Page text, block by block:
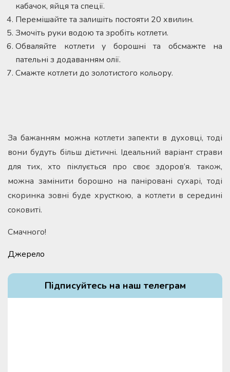
кабачок, яйця та спеції.
Перемішайте та залишіть постояти 20 хвилин.
Змочіть руки водою та зробіть котлети.
Обваляйте котлети у борошні та обсмажте на
пательні з додаванням олії.
Смажте котлети до золотистого кольору.
За бажанням можна котлети запекти в духовці, тоді
вони будуть більш дієтичні. Ідеальний варіант страви
для тих, хто піклується про своє здоров’я. також,
можна замінити борошно на паніровані сухарі, тоді
скоринка зовні буде хрусткою, а котлети в середині
соковиті.
Смачного!
Джерело